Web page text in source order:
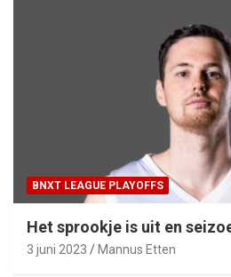
BNXT LEAGUE PLAYOFFS
Het sprookje is uit en
3 juni 2023 Mannus Etten